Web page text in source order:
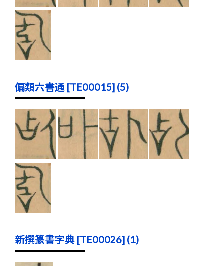
偏類六書通 [TE00015] (5)
新撰篆書字典 [TE00026] (1)